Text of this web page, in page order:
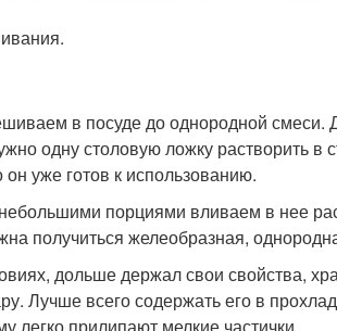
в посуде до однородной смеси.
одну столовую ложку растворить в
он уже готов к использованию.
порциями вливаем в нее
получиться желеобразная,
дольше держал свои свойства,
Лучше всего содержать его в